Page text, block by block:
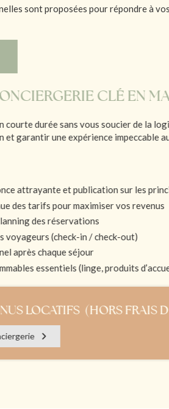
sont proposées pour répondre à
CLÉ EN
courte durée sans vous soucier de la
garantir une expérience impeccable
attrayante et publication sur les
des tarifs pour maximiser vos revenus
des réservations
voyageurs (check-in / check-out)
après chaque séjour
essentiels (linge, produits
LOCATIFS (HORS FRAIS